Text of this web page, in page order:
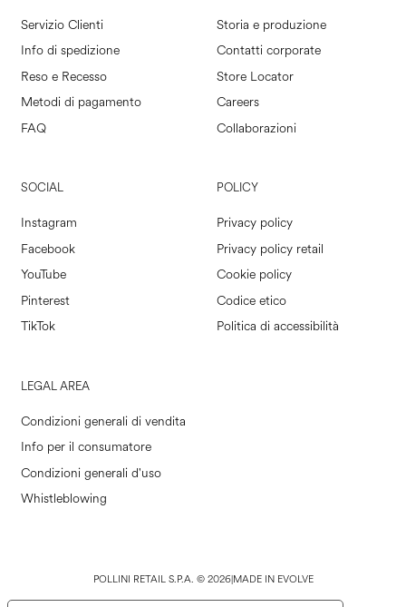
Servizio Clienti
Info di spedizione
Reso e Recesso
Metodi di pagamento
FAQ
Storia e produzione
Contatti corporate
Store Locator
Careers
Collaborazioni
SOCIAL
Instagram
Facebook
YouTube
Pinterest
TikTok
POLICY
Privacy policy
Privacy policy retail
Cookie policy
Codice etico
Politica di accessibilità
LEGAL AREA
Condizioni generali di vendita
Info per il consumatore
Condizioni generali d'uso
Whistleblowing
POLLINI RETAIL S.P.A. © 2026|MADE IN EVOLVE